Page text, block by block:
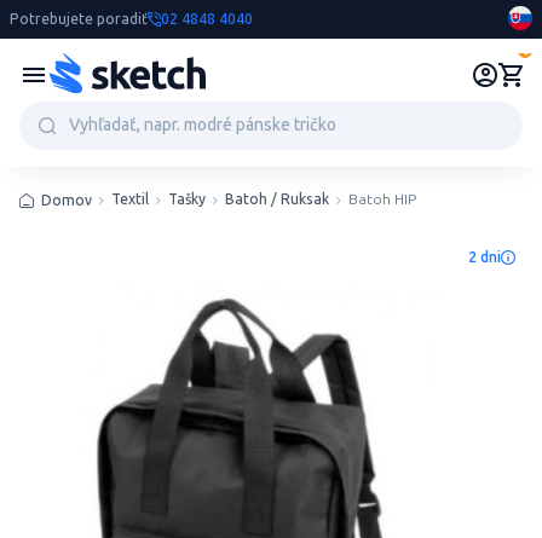
Potrebujete poradiť 02 4848 4040
Domov Textil Tašky Batoh / Ruksak Batoh HIP
2 dni